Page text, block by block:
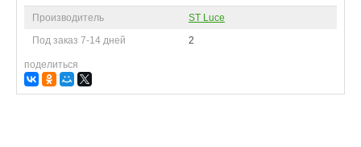
Производитель
ST Luce
Под заказ 7-14 дней
2
поделиться